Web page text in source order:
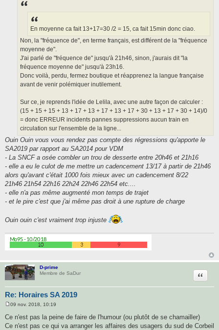
En moyenne ca fait 13+17=30 /2 = 15, ca fait 15min donc ciao.
Non, la "fréquence de", en terme français, est différent de la "fréquence
moyenne de".
J'ai parlé de "fréquence de" jusqu'à 21h46, sinon, j'aurais dit "la
fréquence moyenne de" jusqu'à 23h16.
Donc voilà, perdu, fermez boutique et réapprenez la langue française
avant de venir polémiquer inutilement.
Sur ce, je reprends l'idée de Lelila, avec une autre façon de calculer :
(15 + 15 + 15 + 13 + 17 + 13 + 17 + 13 + 17 + 30 + 13 + 17 + 30 + 14)/0
= donc ERREUR incidents pannes suppressions aucun train en
circulation sur l'ensemble de la ligne...
Ouin Ouin vous vous rendez pas compte des régressions qu'apporte le
SA2019 par rapport au SA2014 pour VDM
- La SNCF a osée combler un trou de desserte entre 20h46 et 21h16
- elle a eu le culot de me mettre un cadencement 13/17 à partir de 21h46
alors qu'avant c'était 1000 fois mieux avec un cadencement 8/22
21h46 21h54 22h16 22h24 22h46 22h54 etc....
- elle n'a pas même augmenté mon temps de trajet
- et le pire c'est que j'ai même pas droit à une rupture de charge
Ouin ouin c'est vraiment trop injuste
D-prime
Membre de SaDur
Re: Horaires SA 2019
s
s
09 nov. 2018, 10:19
Ce n'est pas la peine de faire de l'humour (ou plutôt de se chamailler)
Ce n'est pas ce qui va arranger les affaires des usagers du sud de Corbeil